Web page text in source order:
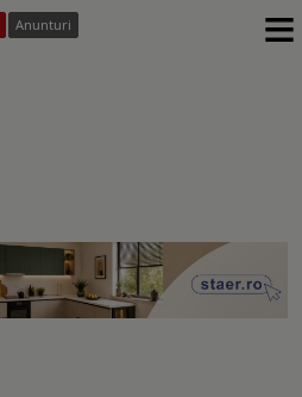
Anunturi ≡